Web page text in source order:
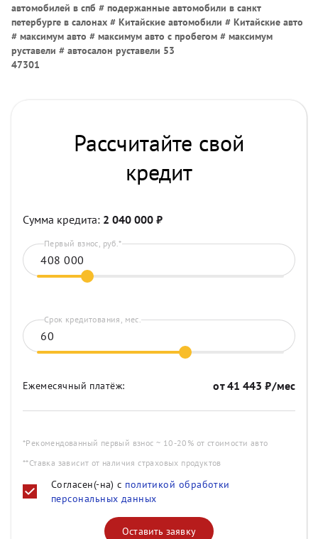
автомобилей в спб # подержанные автомобили в санкт
петербурге в салонах # Китайские автомобили # Китайские авто
# максимум авто # максимум авто с пробегом # максимум
руставели # автосалон руставели 53
47301
Рассчитайте свой
кредит
Сумма кредита: 2 040 000 ₽
Первый взнос, руб.*
Срок кредитования, мес.
Ежемесячный платёж: от41 443 ₽/мес
*Рекомендованный первый взнос ~ 10-20% от стоимости авто
**Ставка зависит от наличия страховых продуктов
Согласен(-на) с политикой обработки
персональных данных
Оставить заявку